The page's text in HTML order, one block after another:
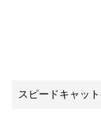
スピードキャッ